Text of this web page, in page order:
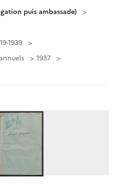
puis ambassade)
1939
1937